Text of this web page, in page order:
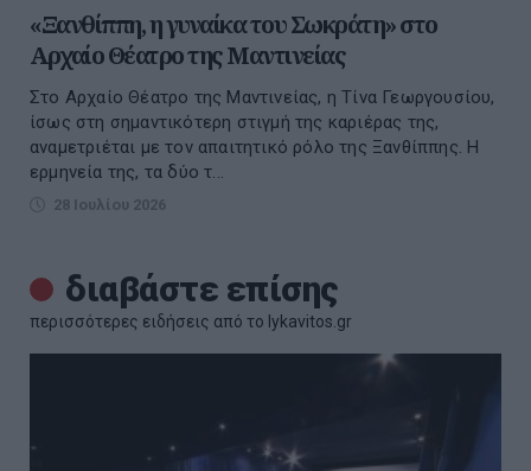
«Ξανθίππη, η γυναίκα του Σωκράτη» στο
Αρχαίο Θέατρο της Μαντινείας
Στο Αρχαίο Θέατρο της Μαντινείας, η Τίνα Γεωργουσίου,
ίσως στη σημαντικότερη στιγμή της καριέρας της,
αναμετριέται με τον απαιτητικό ρόλο της Ξανθίππης. Η
ερμηνεία της, τα δύο τ...
28 Ιουλίου 2026
διαβάστε επίσης
περισσότερες ειδήσεις από το lykavitos.gr